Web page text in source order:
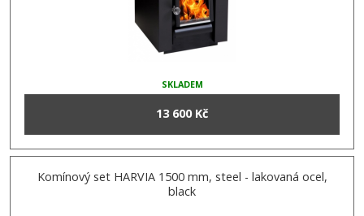
SKLADEM
13 600 Kč
Komínový set HARVIA 1500 mm, steel - lakovaná ocel,
black